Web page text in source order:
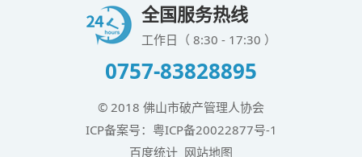
全国服务热线
工作日（ 8:30 - 17:30 ）
0757-83828895
© 2018 佛山市破产管理人协会
ICP备案号： 粤ICP备20022877号-1
百度统计 网站地图